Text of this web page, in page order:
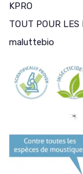
KPRO
TOUT POUR LES
maluttebio